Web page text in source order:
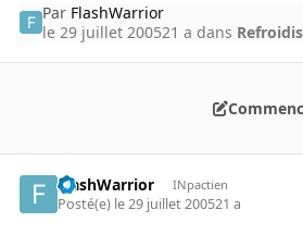
Par FlashWarrior
le 29 juillet 200521 a dans
FlashWarrior INpactien
Posté(e) le 29 juillet 200521 a